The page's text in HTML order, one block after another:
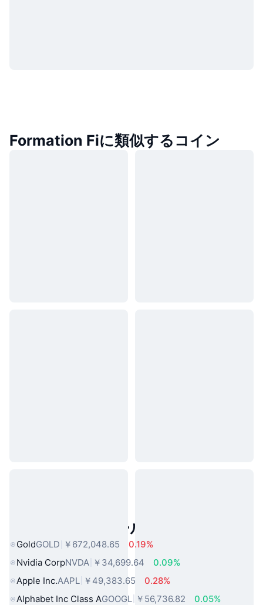
Formation Fiに類似するコイン
人気のリアルワールドアセット
GoldGOLD ￥672,048.65
0.19%
Nvidia CorpNVDA ￥34,699.64
0.09%
Apple Inc.AAPL ￥49,383.65
0.28%
Alphabet Inc Class AGOOGL ￥56,736.82
0.05%